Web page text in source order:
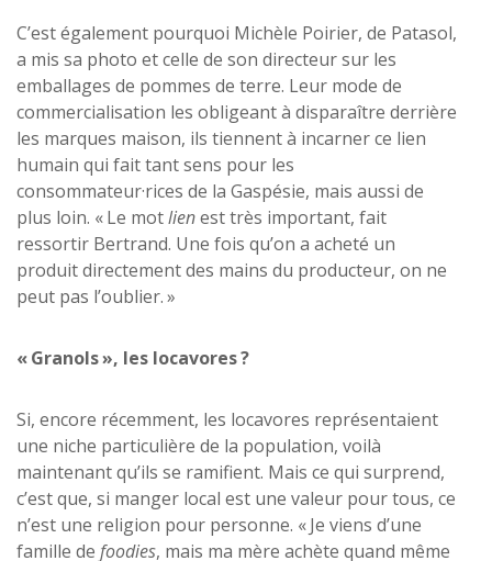
C’est également pourquoi Michèle Poirier, de Patasol,
a mis sa photo et celle de son directeur sur les
emballages de pommes de terre. Leur mode de
commercialisation les obligeant à disparaître derrière
les marques maison, ils tiennent à incarner ce lien
humain qui fait tant sens pour les
consommateur·rices de la Gaspésie, mais aussi de
plus loin. « Le motlienest très important, fait
ressortir Bertrand. Une fois qu’on a acheté un
produit directement des mains du producteur, on ne
peut pas l’oublier. »
«Granols», les locavores?
Si, encore récemment, les locavores représentaient
une niche particulière de la population, voilà
maintenant qu’ils se ramifient. Mais ce qui surprend,
c’est que, si manger local est une valeur pour tous, ce
n’est une religion pour personne. « Je viens d’une
famille de foodies, mais ma mère achète quand même